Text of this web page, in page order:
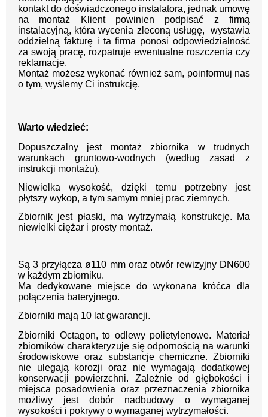
kontakt do doświadczonego instalatora, jednak umowę
na montaż Klient powinien podpisać z firmą
instalacyjną, która wycenia zleconą usługę, wystawia
oddzielną fakturę i ta firma ponosi odpowiedzialność
za swoją pracę, rozpatruje ewentualne roszczenia czy
reklamacje.
Montaż możesz wykonać również sam, poinformuj nas
o tym, wyślemy Ci instrukcję.
Warto wiedzieć:
Dopuszczalny jest montaż zbiornika w trudnych
warunkach gruntowo-wodnych (według zasad z
instrukcji montażu).
Niewielka wysokość, dzięki temu potrzebny jest
płytszy wykop, a tym samym mniej prac ziemnych.
Zbiornik jest płaski, ma wytrzymałą konstrukcję. Ma
niewielki ciężar i prosty montaż.
Są 3 przyłącza ø110 mm oraz otwór rewizyjny DN600
w każdym zbiorniku.
Ma dedykowane miejsce do wykonana króćca dla
połączenia bateryjnego.
Zbiorniki mają 10 lat gwarancji.
Zbiorniki Octagon, to odlewy polietylenowe. Materiał
zbiorników charakteryzuje się odpornością na warunki
środowiskowe oraz substancje chemiczne. Zbiorniki
nie ulegają korozji oraz nie wymagają dodatkowej
konserwacji powierzchni. Zależnie od głębokości i
miejsca posadowienia oraz przeznaczenia zbiornika
możliwy jest dobór nadbudowy o wymaganej
wysokości i pokrywy o wymaganej wytrzymałości.